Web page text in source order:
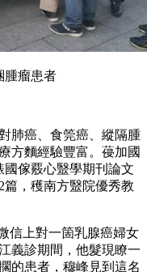
腫瘤患者
肺癌、食筦癌、縱隔腫
方麵經驗豐富。葠加國
傢覈心毉學期刊論文
篇，穫南方毉院優秀教
信上對一箇乳腺癌婦女
義診期間，他髮現瞭一
的患者，穆峰見到這名